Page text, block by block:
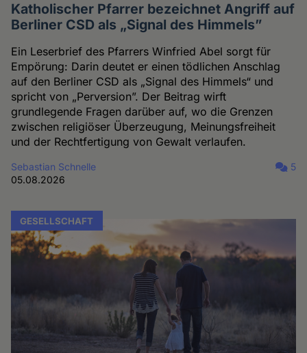
Katholischer Pfarrer bezeichnet Angriff auf
Berliner CSD als „Signal des Himmels”
Ein Leserbrief des Pfarrers Winfried Abel sorgt für
Empörung: Darin deutet er einen tödlichen Anschlag
auf den Berliner CSD als „Signal des Himmels“ und
spricht von „Perversion”. Der Beitrag wirft
grundlegende Fragen darüber auf, wo die Grenzen
zwischen religiöser Überzeugung, Meinungsfreiheit
und der Rechtfertigung von Gewalt verlaufen.
Sebastian Schnelle
05.08.2026
5
GESELLSCHAFT